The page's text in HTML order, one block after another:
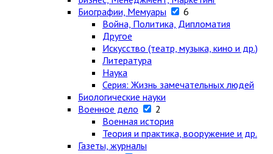
Биографии, Мемуары
6
Война, Политика, Дипломатия
Другое
Искусство (театр, музыка, кино и др.)
Литература
Наука
Серия: Жизнь замечательных людей
Биологические науки
Военное дело
2
Военная история
Теория и практика, вооружение и др.
Газеты, журналы